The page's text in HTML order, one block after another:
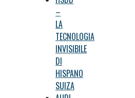
–
LA
TECNOLOGIA
INVISIBILE
DI
HISPANO
SUIZA